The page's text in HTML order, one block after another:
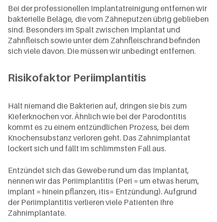
Bei der professionellen Implantatreinigung entfernen wir
bakterielle Beläge, die vom Zähneputzen übrig geblieben
sind. Besonders im Spalt zwischen Implantat und
Zahnfleisch sowie unter dem Zahnfleischrand befinden
sich viele davon. Die müssen wir unbedingt entfernen.
Risikofaktor Periimplantitis
Hält niemand die Bakterien auf, dringen sie bis zum
Kieferknochen vor. Ähnlich wie bei der Parodontitis
kommt es zu einem entzündlichen Prozess, bei dem
Knochensubstanz verloren geht. Das Zahnimplantat
lockert sich und fällt im schlimmsten Fall aus.
Entzündet sich das Gewebe rund um das Implantat,
nennen wir das Periimplantitis (Peri = um etwas herum,
implant = hinein pflanzen, itis= Entzündung). Aufgrund
der Periimplantitis verlieren viele Patienten Ihre
Zahnimplantate.